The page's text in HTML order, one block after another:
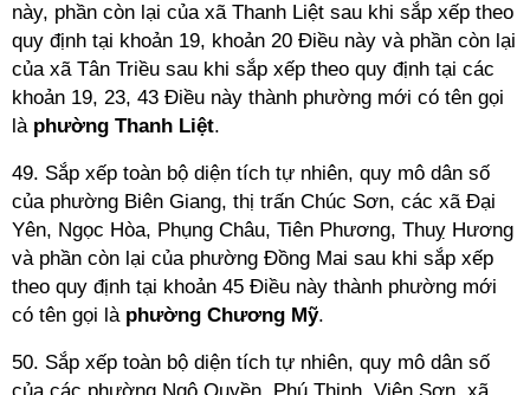
này, phần còn lại của xã Thanh Liệt sau khi sắp xếp theo
quy định tại khoản 19, khoản 20 Điều này và phần còn lại
của xã Tân Triều sau khi sắp xếp theo quy định tại các
khoản 19, 23, 43 Điều này thành phường mới có tên gọi
là phường Thanh Liệt.
49. Sắp xếp toàn bộ diện tích tự nhiên, quy mô dân số
của phường Biên Giang, thị trấn Chúc Sơn, các xã Đại
Yên, Ngọc Hòa, Phụng Châu, Tiên Phương, Thuỵ Hương
và phần còn lại của phường Đồng Mai sau khi sắp xếp
theo quy định tại khoản 45 Điều này thành phường mới
có tên gọi là phường Chương Mỹ.
50. Sắp xếp toàn bộ diện tích tự nhiên, quy mô dân số